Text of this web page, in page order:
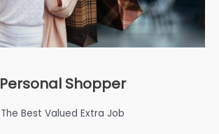
Personal Shopper
The Best Valued Extra Job